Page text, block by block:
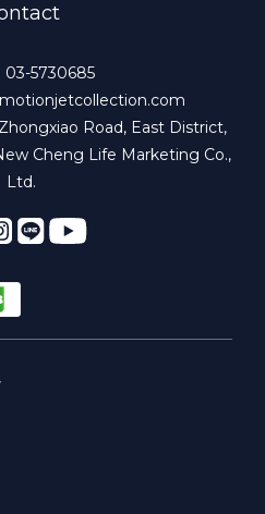
03-5730685
Road, East District,
Cheng Life Marketing Co.,
Ltd.